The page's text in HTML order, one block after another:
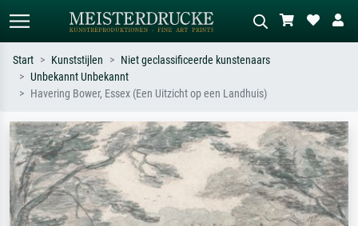
Standaard zoeken AI-beeldzoeker
Monet, Sterrennacht, impressionisme,
Hokusai-golf, naakt.
weide, abstract met veel rood, donker
olieverfschilderij, staand naakt naast
een boom.
Start Kunststijlen
Niet geclassificeerde kunstenaars
Unbekannt Unbekannt
Havering Bower, Essex (Een Uitzicht op een Landhuis)